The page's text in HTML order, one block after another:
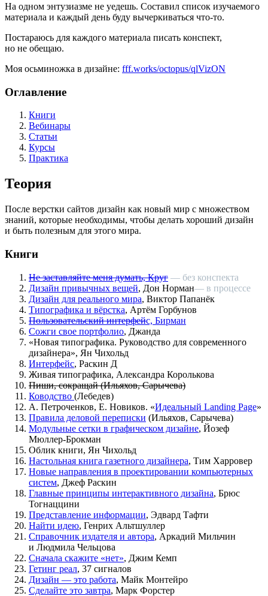
На одном энтузиазме не уедешь. Составил список изучаемого
материала и каждый день буду вычеркиваться что-то.
Постараюсь для каждого материала писать конспект,
но не обещаю.
Моя осьминожка в дизайне: fff.works/octopus/qlVizON
Оглавление
Книги
Вебинары
Статьи
Курсы
Практика
Теория
После верстки сайтов дизайн как новый мир с множеством
знаний, которые необходимы, чтобы делать хороший дизайн
и быть полезным для этого мира.
Книги
Не заставляйте меня думать, Круг — без конспекта
Дизайн привычных вещей, Дон Норман— в процессе
Дизайн для реального мира, Виктор Папанёк
Типографика и вёрстка, Артём Горбунов
Пользовательский интерфейс, Бирман
Сожги свое портфолио, Джанда
«Новая типографика. Руководство для современного
дизайнера», Ян Чихольд
Интерфейс, Раскин Д
Живая типографика, Александра Королькова
Пиши, сокращай (Ильяхов, Сарычева)
Ководство (Лебедев)
А. Петроченков, Е. Новиков. «Идеальный Landing Page»
Правила деловой переписки (Ильяхов, Сарычева)
Модульные сетки в графическом дизайне, Йозеф
Мюллер‑Брокман
Облик книги, Ян Чихольд
Настольная книга газетного дизайнера, Тим Харровер
Новые направления в проектировании компьютерных
систем, Джеф Раскин
Главные принципы интерактивного дизайна, Брюс
Тогнаццини
Представление информации, Эдвард Тафти
Найти идею, Генрих Альтшуллер
Справочник издателя и автора, Аркадий Мильчин
и Людмила Чельцова
Сначала скажите «нет», Джим Кемп
Гетинг реал, 37 сигналов
Дизайн — это работа, Майк Монтейро
Сделайте это завтра, Марк Форстер